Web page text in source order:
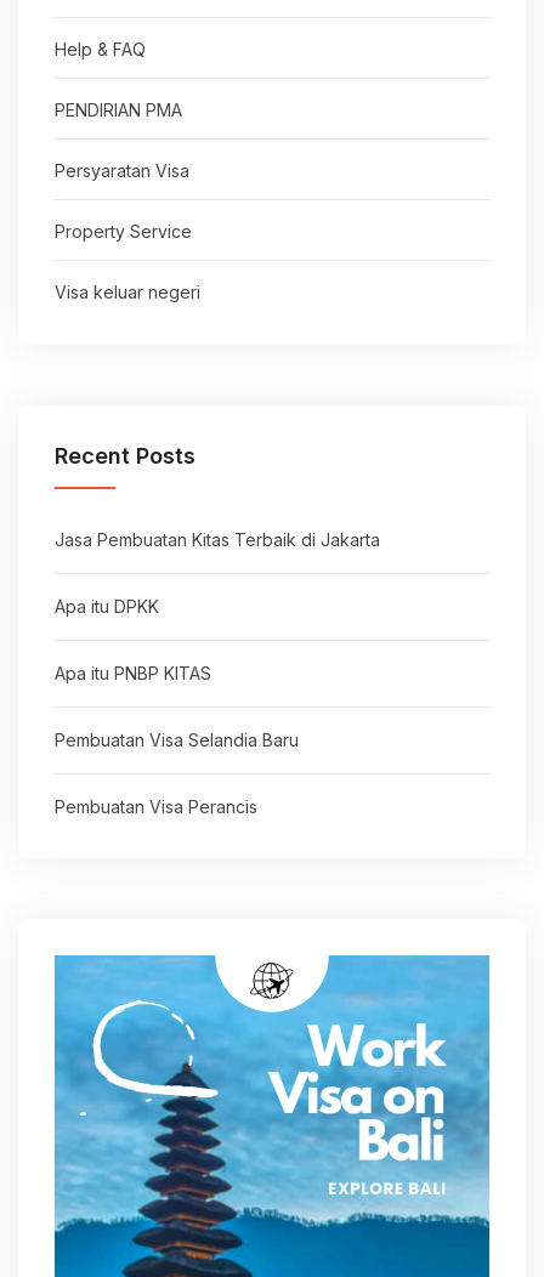
Help & FAQ
PENDIRIAN PMA
Persyaratan Visa
Property Service
Visa keluar negeri
Recent Posts
Jasa Pembuatan Kitas Terbaik di Jakarta
Apa itu DPKK
Apa itu PNBP KITAS
Pembuatan Visa Selandia Baru
Pembuatan Visa Perancis